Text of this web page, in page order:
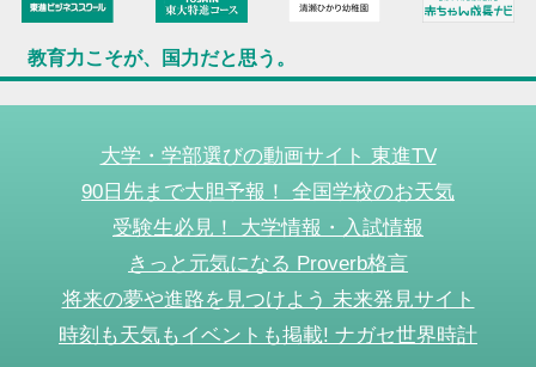
教育力こそが、国力だと思う。
大学・学部選びの動画サイト 東進TV
90日先まで大胆予報！ 全国学校のお天気
受験生必見！ 大学情報・入試情報
きっと元気になる Proverb格言
将来の夢や進路を見つけよう 未来発見サイト
時刻も天気もイベントも掲載! ナガセ世界時計